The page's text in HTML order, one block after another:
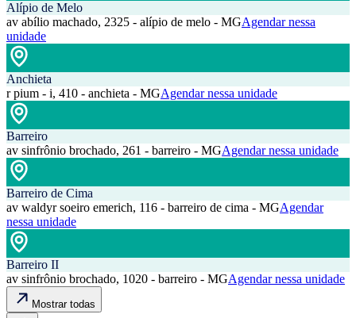
Alípio de Melo
av abílio machado, 2325 - alípio de melo - MGAgendar nessa
unidade
Anchieta
r pium - i, 410 - anchieta - MGAgendar nessa unidade
Barreiro
av sinfrônio brochado, 261 - barreiro - MGAgendar nessa unidade
Barreiro de Cima
av waldyr soeiro emerich, 116 - barreiro de cima - MGAgendar
nessa unidade
Barreiro II
av sinfrônio brochado, 1020 - barreiro - MGAgendar nessa unidade
Mostrar todas